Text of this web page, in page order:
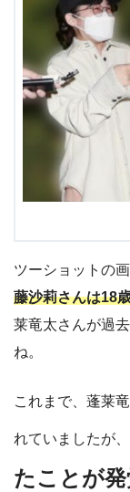
ツーショットの
藤沙莉さんは18
莱竜太さんが過
ね。
これまで、蓬莱
れていましたが、
たことが